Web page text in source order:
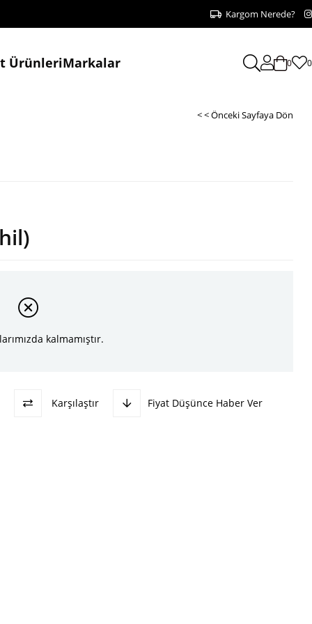
Kargom Nerede?
ÜrünleriMarkalar 0 0
< < Önceki Sayfaya Dön
kalmamıştır.
Karşılaştır Fiyat Düşünce Haber Ver